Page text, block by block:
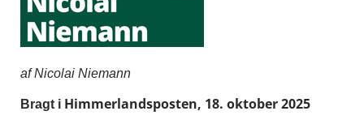
af Nicolai Niemann
Bragt i Himmerlandsposten, 18. oktober 2025